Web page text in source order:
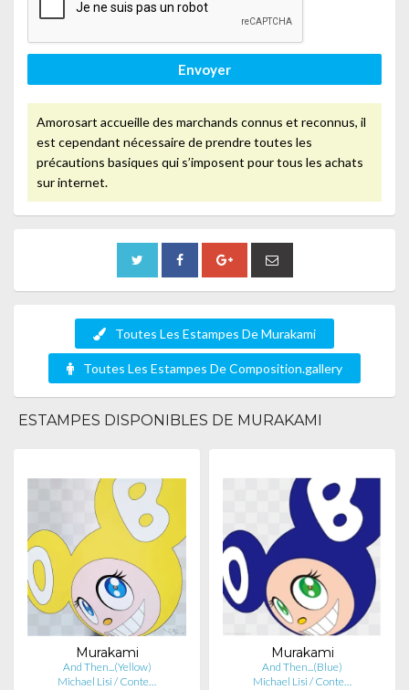
Envoyer
Amorosart accueille des marchands connus et reconnus, il
est cependant nécessaire de prendre toutes les
précautions basiques qui s’imposent pour tous les achats
sur internet.
Toutes Les Estampes De Murakami
Toutes Les Estampes De Composition.gallery
ESTAMPES DISPONIBLES DE MURAKAMI
Murakami
And Then...(Yellow)
Michael Lisi / Conte…
Murakami
And Then...(Blue)
Michael Lisi / Conte…